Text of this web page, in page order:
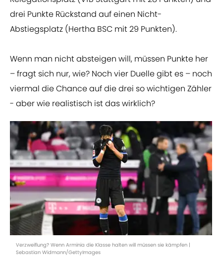
drei Punkte Rückstand auf einen Nicht-
Abstiegsplatz (Hertha BSC mit 29 Punkten).
Wenn man nicht absteigen will, müssen Punkte her
– fragt sich nur, wie? Noch vier Duelle gibt es – noch
viermal die Chance auf die drei so wichtigen Zähler
- aber wie realistisch ist das wirklich?
Verzweiflung? Wenn Arminia die Klasse halten will müssen sie kämpfen |
Sebastian Widmann/GettyImages